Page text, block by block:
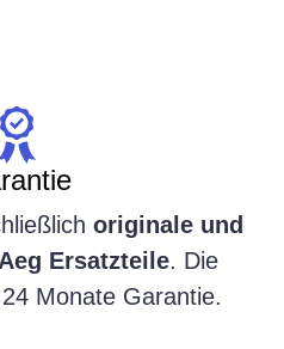
originale und
Ersatzteile. Die
Monate Garantie.